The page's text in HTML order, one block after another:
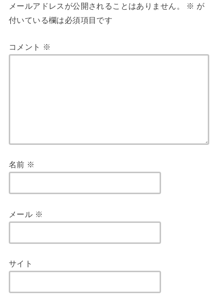
メールアドレスが公開されることはありません。 ※ が
付いている欄は必須項目です
コメント ※
名前 ※
メール ※
サイト